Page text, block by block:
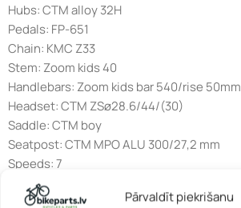
Pārvaldīt piekrišanu
Hubs: CTM alloy 32H
Pedals: FP-651
Chain: KMC Z33
Stem: Zoom kids 40
Handlebars: Zoom kids bar 540/rise 50mm
Headset: CTM ZSø28.6/44/(30)
Saddle: CTM boy
Seatpost: CTM MPO ALU 300/27,2 mm
Speeds: 7
Weight: 9,5 kg